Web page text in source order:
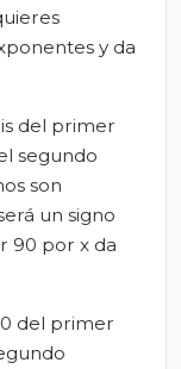
y da
del primer
segundo
son
un signo
90 por x da
del primer